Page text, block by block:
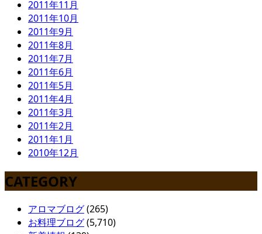
2011年11月
2011年10月
2011年9月
2011年8月
2011年7月
2011年6月
2011年5月
2011年4月
2011年3月
2011年2月
2011年1月
2010年12月
CATEGORY
アロマブログ(265)
お料理ブログ(5,710)